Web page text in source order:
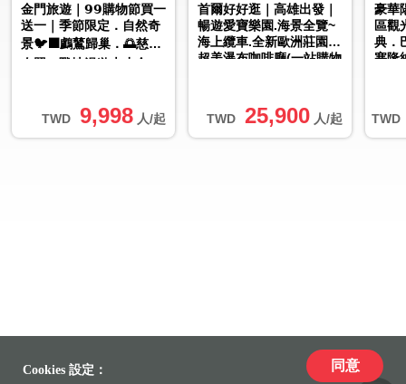
TWD 9,998 人/起
金門旅遊｜𝟵𝟵購物節買一
送一｜季節限定．自然奇
景🐦‍⬛鸕鶿歸巢．🌅慈湖
夕照．戰地漫遊大小金3
TWD 25,900 人/起
首爾好好逛｜高雄出發｜
暢遊愛寶樂園.海景全覽~
海上纜車.全新歐洲莊園.
超美瀑布咖啡廳(一站購物
TWD
豪華
區觀
典．
塞隆
Cookies 設定： 同意